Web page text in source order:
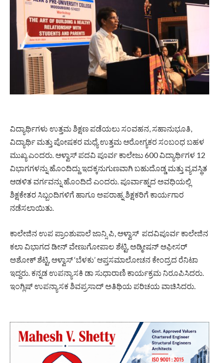
ವಿದ್ಯಾರ್ಥಿಗಳು ಉತ್ತಮ ಶಿಕ್ಷಣ ಪಡೆಯಲು ಸಂವಹನ, ಸಹಾನುಭೂತಿ,
ವಿದ್ಯಾರ್ಥಿ ಮತ್ತು ಪೋಷಕರ ಮಧ್ಯೆ ಉತ್ತಮ ಆರೋಗ್ಯಕರ ಸಂಬಂಧ ಬಹಳ
ಮುಖ್ಯ ಎಂದರು. ಆಳ್ವಾಸ್ ಪದವಿ ಪೂರ್ವ ಕಾಲೇಜು 600 ವಿದ್ಯಾರ್ಥಿಗಳ 12
ವಿಭಾಗಗಳನ್ನು ಹೊಂದಿದ್ದು ಇದಕ್ಕನುಗುಣವಾಗಿ ಬಹುದೊಡ್ಡ ಮತ್ತು ವ್ಯವಸ್ಥಿತ
ಆಡಳಿತ ವರ್ಗವನ್ನು ಹೊಂದಿದೆ ಎಂದರು. ಪೂರ್ವಾಹ್ನದ ಅವಧಿಯಲ್ಲಿ
ಶಿಕ್ಷಕೇತರ ಸಿಬ್ಬಂದಿಗಳಿಗೆ ಹಾಗೂ ಅಪರಾಹ್ನ ಶಿಕ್ಷಕರಿಗೆ ಕಾರ್ಯಗಾರ
ನಡೆಸಲಾಯಿತು.
ಕಾಲೇಜಿನ ಉಪ ಪ್ರಾಂಶುಪಾಲೆ ಜಾನ್ಸಿ ಪಿ, ಆಳ್ವಾಸ್ ಪದವಿಪೂರ್ವ ಕಾಲೇಜಿನ
ಕಲಾ ವಿಭಾಗದ ಡೀನ್ ವೇಣುಗೋಪಾಲ ಶೆಟ್ಟಿ, ಅಡ್ಮೀಷನ್ ಆಫೀಸರ್
ಅಶೋಕ್ ಶೆಟ್ಟಿ, ಆಳ್ವಾಸ್ ‘ಬೆಳಕು’ ಆಪ್ತಸಮಾಲೋಚನ ಕೇಂದ್ರದ ರೆನಿಟಾ
ಇದ್ದರು. ಕನ್ನಡ ಉಪನ್ಯಾಸಕಿ ಡಾ ಸುಧಾರಾಣಿ ಕಾರ್ಯಕ್ರಮ ನಿರೂಪಿಸಿದರು.
ಇಂಗ್ಲಿಷ್ ಉಪನ್ಯಾಸಕ ಶಿವಪ್ರಸಾದ್ ಅತಿಥಿಯ ಪರಿಚಯ ವಾಚಿಸಿದರು.